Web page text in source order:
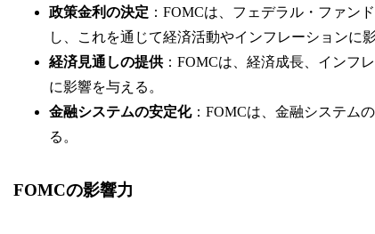
政策金利の決定 ：FOMCは、フェデラル・ファン
し、これを通じて経済活動やインフレーションに
経済見通しの提供：FOMCは、経済成長、インフ
に影響を与える。
金融システムの安定化：FOMCは、金融システム
る。
FOMCの影響力